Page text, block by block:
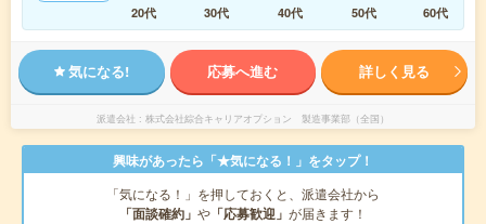
20代
30代 40代 50代 60代
気になる! 応募へ進む 詳しく見る
派遣会社 株式会社綜合キャリアオプション 製造事業部（全国）
興味があったら「★気になる！」をタップ！
「気になる！」を押しておくと、派遣会社から
「面談確約」 や 「応募歓迎」 が届きます！